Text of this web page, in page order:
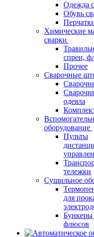
Одежда
Обувь
Химические
сварки
спреи,
Прочее
Сварочные
одеяла
оборудование
Пульты
тележки
Сушильное
для
Бункеры
флюсов